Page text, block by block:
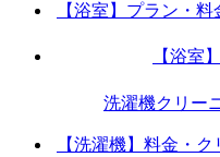
【浴室】プラン・
【浴室
洗濯機クリー
【洗濯機】料金・